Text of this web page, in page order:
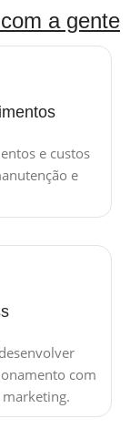
a gente
e custos
e
com